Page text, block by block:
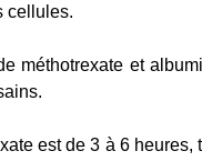
cellules.
méthotrexate et
est de 3 à 6